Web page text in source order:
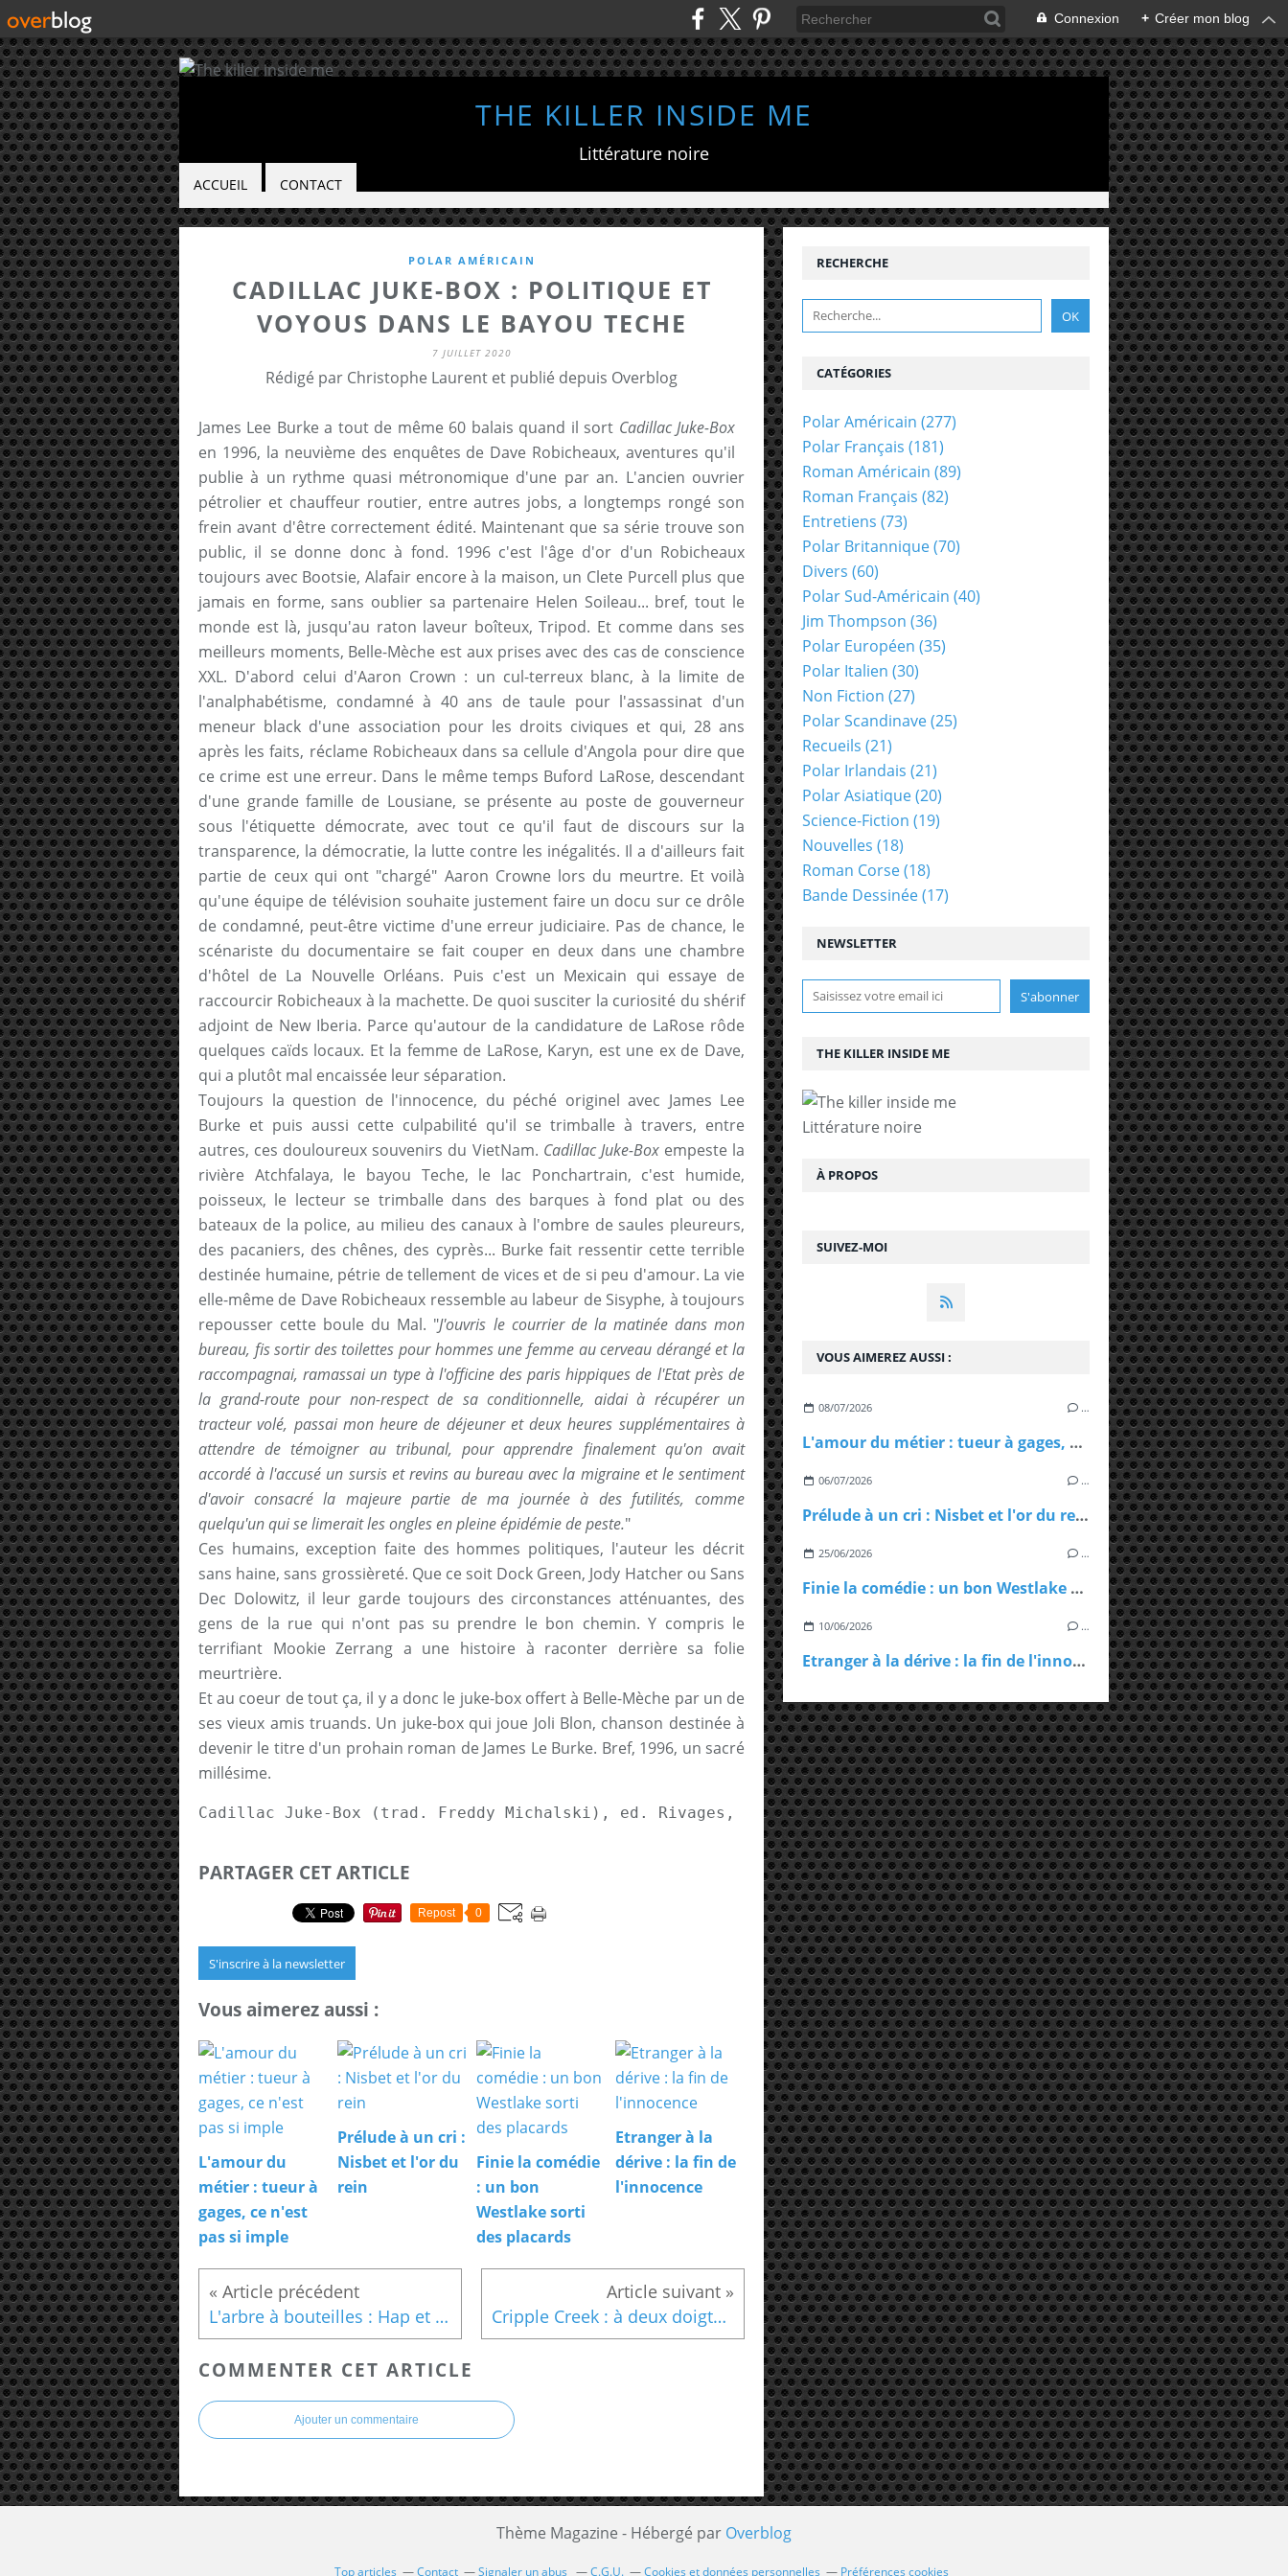
Connexion + Créer mon blog
THE KILLER INSIDE ME
Littérature noire
ACCUEIL CONTACT
POLAR AMÉRICAIN
CADILLAC JUKE-BOX : POLITIQUE ET
VOYOUS DANS LE BAYOU TECHE
7 JUILLET 2020
Rédigé par Christophe Laurent et publié depuis Overblog
James Lee Burke a tout de même 60 balais quand il sort Cadillac Juke-Box
en 1996, la neuvième des enquêtes de Dave Robicheaux, aventures qu'il
publie à un rythme quasi métronomique d'une par an. L'ancien ouvrier
pétrolier et chauffeur routier, entre autres jobs, a longtemps rongé son
frein avant d'être correctement édité. Maintenant que sa série trouve son
public, il se donne donc à fond. 1996 c'est l'âge d'or d'un Robicheaux
toujours avec Bootsie, Alafair encore à la maison, un Clete Purcell plus que
jamais en forme, sans oublier sa partenaire Helen Soileau... bref, tout le
monde est là, jusqu'au raton laveur boîteux, Tripod. Et comme dans ses
meilleurs moments, Belle-Mèche est aux prises avec des cas de conscience
XXL. D'abord celui d'Aaron Crown : un cul-terreux blanc, à la limite de
l'analphabétisme, condamné à 40 ans de taule pour l'assassinat d'un
meneur black d'une association pour les droits civiques et qui, 28 ans
après les faits, réclame Robicheaux dans sa cellule d'Angola pour dire que
ce crime est une erreur. Dans le même temps Buford LaRose, descendant
d'une grande famille de Lousiane, se présente au poste de gouverneur
sous l'étiquette démocrate, avec tout ce qu'il faut de discours sur la
transparence, la démocratie, la lutte contre les inégalités. Il a d'ailleurs fait
partie de ceux qui ont "chargé" Aaron Crowne lors du meurtre. Et voilà
qu'une équipe de télévision souhaite justement faire un docu sur ce drôle
de condamné, peut-être victime d'une erreur judiciaire. Pas de chance, le
scénariste du documentaire se fait couper en deux dans une chambre
d'hôtel de La Nouvelle Orléans. Puis c'est un Mexicain qui essaye de
raccourcir Robicheaux à la machette. De quoi susciter la curiosité du shérif
adjoint de New Iberia. Parce qu'autour de la candidature de LaRose rôde
quelques caïds locaux. Et la femme de LaRose, Karyn, est une ex de Dave,
qui a plutôt mal encaissée leur séparation.
Toujours la question de l'innocence, du péché originel avec James Lee
Burke et puis aussi cette culpabilité qu'il se trimballe à travers, entre
autres, ces douloureux souvenirs du VietNam. Cadillac Juke-Boxempeste la
rivière Atchfalaya, le bayou Teche, le lac Ponchartrain, c'est humide,
poisseux, le lecteur se trimballe dans des barques à fond plat ou des
bateaux de la police, au milieu des canaux à l'ombre de saules pleureurs,
des pacaniers, des chênes, des cyprès... Burke fait ressentir cette terrible
destinée humaine, pétrie de tellement de vices et de si peu d'amour. La vie
elle-même de Dave Robicheaux ressemble au labeur de Sisyphe, à toujours
repousser cette boule du Mal. "J'ouvris le courrier de la matinée dans mon
bureau, fis sortir des toilettes pour hommes une femme au cerveau dérangé et la
raccompagnai, ramassai un type à l'officine des paris hippiques de l'Etat près de
la grand-route pour non-respect de sa conditionnelle, aidai à récupérer un
tracteur volé, passai mon heure de déjeuner et deux heures supplémentaires à
attendre de témoigner au tribunal, pour apprendre finalement qu'on avait
accordé à l'accusé un sursis et revins au bureau avec la migraine et le sentiment
d'avoir consacré la majeure partie de ma journée à des futilités, comme
quelqu'un qui se limerait les ongles en pleine épidémie de peste."
Ces humains, exception faite des hommes politiques, l'auteur les décrit
sans haine, sans grossièreté. Que ce soit Dock Green, Jody Hatcher ou Sans
Dec Dolowitz, il leur garde toujours des circonstances atténuantes, des
gens de la rue qui n'ont pas su prendre le bon chemin. Y compris le
terrifiant Mookie Zerrang a une histoire à raconter derrière sa folie
meurtrière.
Et au coeur de tout ça, il y a donc le juke-box offert à Belle-Mèche par un de
ses vieux amis truands. Un juke-box qui joue Joli Blon, chanson destinée à
devenir le titre d'un prohain roman de James Le Burke. Bref, 1996, un sacré
millésime.
Cadillac Juke-Box (trad. Freddy Michalski), ed. Rivages, 437 pages, 9 euros
PARTAGER CET ARTICLE
Repost 0
S'inscrire à la newsletter
Vous aimerez aussi :
L'amour du
métier : tueur à
gages, ce n'est
pas si imple
Prélude à un cri :
Nisbet et l'or du
rein
Finie la comédie
: un bon
Westlake sorti
des placards
Etranger à la
dérive : la fin de
l'innocence
L'arbre à bouteilles : Hap et Leonard sur la trace d'un tueur d'enfants Cripple Creek : à deux doigts du bonheur
COMMENTER CET ARTICLE
Ajouter un commentaire
NEWSLETTER
SUIVEZ-MOI
RECHERCHE
THE KILLER INSIDE ME
Littérature noire
À PROPOS
VOUS AIMEREZ AUSSI :
08/07/2026 …
L'amour du métier : tueur à gages, ce n'est pas si imple
06/07/2026 …
Prélude à un cri : Nisbet et l'or du rein
25/06/2026 …
Finie la comédie : un bon Westlake sorti des placards
10/06/2026 …
Etranger à la dérive : la fin de l'innocence
CATÉGORIES
Polar Américain (277)
Polar Français (181)
Roman Américain (89)
Roman Français (82)
Entretiens (73)
Polar Britannique(70)
Divers (60)
Polar Sud-Américain (40)
Jim Thompson (36)
Polar Européen (35)
Polar Italien (30)
Non Fiction (27)
Polar Scandinave(25)
Recueils (21)
Polar Irlandais (21)
Polar Asiatique(20)
Science-Fiction (19)
Nouvelles (18)
Roman Corse(18)
Bande Dessinée(17)
Thème Magazine - Hébergé par Overblog
Top articles Contact Signaler un abus C.G.U. Cookies et données personnelles Préférences cookies